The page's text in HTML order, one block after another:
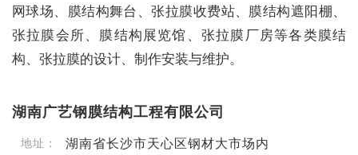
网球场、膜结构舞台、张拉膜收费站、膜结构遮阳棚、
张拉膜会所、膜结构展览馆、张拉膜厂房等各类膜结
构、张拉膜的设计、制作安装与维护。
湖南广艺钢膜结构工程有限公司
地址： 湖南省长沙市天心区钢材大市场内